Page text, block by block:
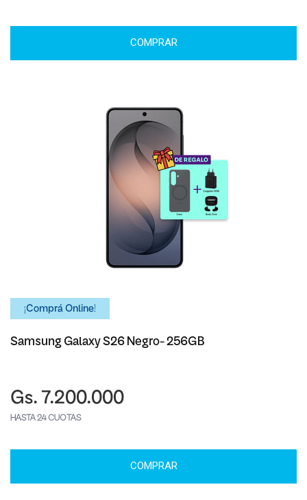
COMPRAR
¡Comprá Online!
Samsung Galaxy S26 Negro- 256GB
Gs. 7.200.000
HASTA 24 CUOTAS
COMPRAR